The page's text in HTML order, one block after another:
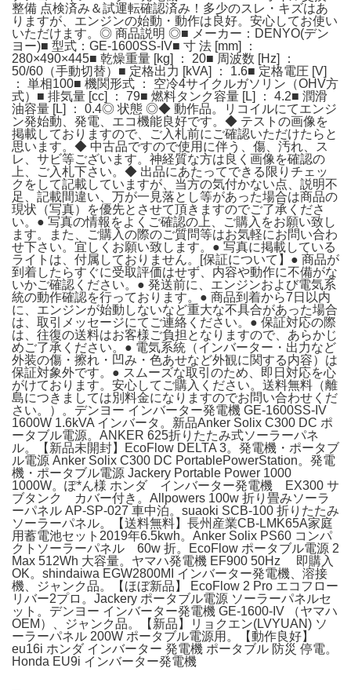
整備 点検済み＆試運転確認済み！多少のスレ・キズはあ
りますが、エンジンの始動・動作は良好。安心してお使い
いただけます。◎ 商品説明 ◎■ メーカー：DENYO(デン
ヨー)■ 型式：GE-1600SS-IV■ 寸 法 [mm] ：
280×490×445■ 乾燥重量 [kg] ： 20■ 周波数 [Hz] ：
50/60（手動切替）■ 定格出力 [kVA] ： 1.6■ 定格電圧 [V]
： 単相100■ 機関形式 ： 空冷4サイクルガソリン（OHV方
式）■ 排気量 [cc] ： 79■ 燃料タンク容量 [L] ： 4.2■ 潤滑
油容量 [L] ： 0.4◎ 状態 ◎◆ 動作品。リコイルにてエンジ
ン発始動、発電、エコ機能良好です。◆ テストの画像を
掲載しておりますので、ご入札前にご確認いただけたらと
思います。◆ 中古品ですので使用に伴う、傷、汚れ、ス
レ、サビ等ございます。神経質な方は良く画像を確認の
上、ご入札下さい。◆ 出品にあたってできる限りチェッ
クをして記載していますが、当方の気付かない点、説明不
足、記載間違い、万が一見落とし等があった場合は商品の
現状（写真）を優先とさせて頂きますのでご了承くださ
い。● 写真の情報をよくご確認の上、ご購入をお願い致し
ます。また、ご購入の際のご質問等はお気軽にお問い合わ
せ下さい。宜しくお願い致します。● 写真に掲載している
ライトは、付属しておりません。[保証について】● 商品が
到着したらすぐに受取評価はせず、内容や動作に不備がな
いかご確認ください。● 発送前に、エンジンおよび電気系
統の動作確認を行っております。● 商品到着から7日以内
に、エンジンが始動しないなど重大な不具合があった場合
は、取引メッセージにてご連絡ください。● 保証対応の際
は、往復の送料はお客様ご負担となりますので、あらかじ
めご了承ください。● 電気系統（インバーター・出力など
外装の傷・擦れ・凹み・色あせなど外観に関する内容）は
保証対象外です。● スムーズな取引のため、即日対応を心
がけております。安心してご購入ください。送料無料（離
島につきましては別料金になりますのでお問い合わせくだ
さい。）。デンヨー インバーター発電機 GE-1600SS-IV
1600W 1.6kVA インバータ。新品Anker Solix C300 DC ポ
ータブル電源。ANKER 625折りたたみ式ソーラーパネ
ル。【新品未開封】EcoFlow DELTA 3。発電機・ポータブ
ル電源 Anker Solix C300 DC PortablePowerStation。発電
機・ポータブル電源 Jackery Portable Power 1000
1000W。ぽ*ん様 ホンダ インバーター発電機 EX300 サ
ブタンク カバー付き。Allpowers 100w 折り畳みソーラ
ーパネル AP-SP-027 車中泊。suaoki SCB-100 折りたたみ
ソーラーパネル。【送料無料】長州産業CB-LMK65A家庭
用蓄電池セット2019年6.5kwh。Anker Solix PS60 コンパ
クトソーラーパネル 60w 折。EcoFlow ポータブル電源 2
Max 512Wh 大容量。ヤマハ発電機 EF900 50Hz 即購入
OK。shindaiwa EGW2800MI インバーター発電機、溶接
機、ジャンク品。【ほぼ新品】 EcoFlow 2 Pro エコフロー
リバー2プロ。Jackery ポータブル電源 ソーラーパネルセ
ット。デンヨー インバーター発電機 GE-1600-IV （ヤマハ
OEM）、ジャンク品。【新品】リョクエン(LVYUAN) ソ
ーラーパネル 200W ポータブル電源用。【動作良好】
eu16i ホンダ インバーター 発電機 ポータブル 防災 停電。
Honda EU9i インバーター発電機